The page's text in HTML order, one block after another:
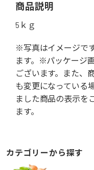
商品説明
5ｋｇ
※写真はイメージで
ます。※パッケージ
ございます。また、
も変更になっている
ました商品の表示を
ます。
カテゴリーから探す